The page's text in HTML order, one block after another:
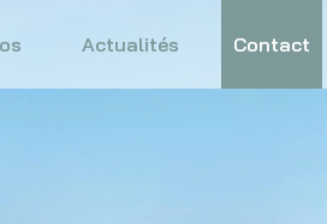
Actualités Contact